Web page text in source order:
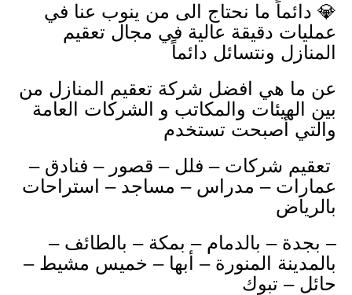
💎 دائماً ما نحتاج الى من ينوب عنا في
عمليات دقيقة عالية في مجال تعقيم
المنازل ونتسائل دائماً
عن ما هي افضل شركة تعقيم المنازل من
بين الهيئات والمكاتب و الشركات العامة
والتي أصبحت تستخدم
تعقيم شركات – فلل – قصور – فنادق –
عمارات – مدراس – مساجد – استراحات
بالرياض
– بجدة – بالدمام – بمكة – بالطائف –
بالمدينة المنورة – أبها – خميس مشيط –
حائل – تبوك